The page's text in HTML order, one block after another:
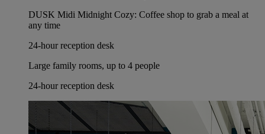
DUSK Midi Midnight Cozy: Coffee shop to grab a meal at
any time
24-hour reception desk
Large family rooms, up to 4 people
24-hour reception desk